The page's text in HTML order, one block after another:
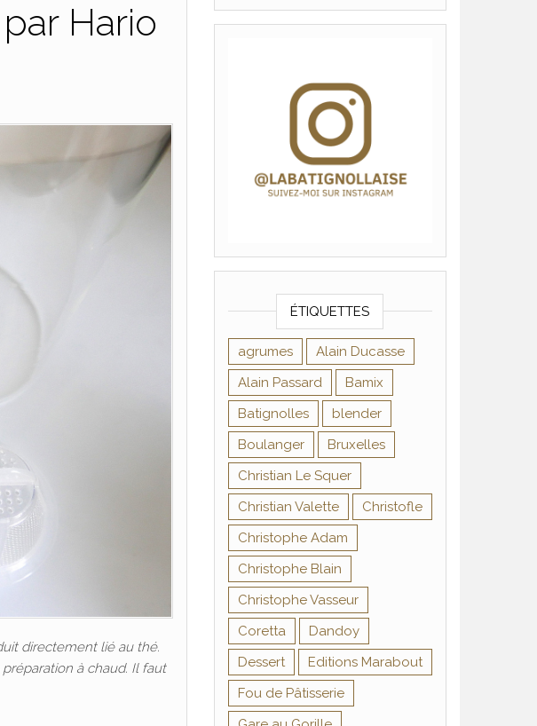
Hario
directement lié au thé.
à chaud. Il faut
ÉTIQUETTES
agrumes
Alain Ducasse
Alain Passard
Bamix
Batignolles
blender
Boulanger
Bruxelles
Christian Le Squer
Christian Valette
Christofle
Christophe Adam
Christophe Blain
Christophe Vasseur
Coretta
Dandoy
Dessert
Editions Marabout
Fou de Pâtisserie